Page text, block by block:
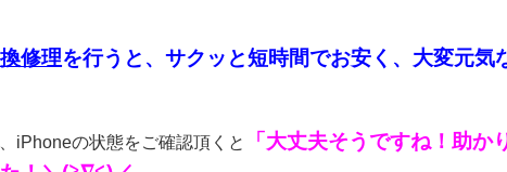
修理を行うと、サクッと短時間でお安く、大変元気
iPhoneの状態をご確認頂くと
「大丈夫そうですね！助